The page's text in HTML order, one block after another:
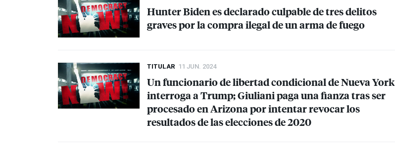
Hunter Biden es declarado culpable de tres delitos
graves por la compra ilegal de un arma de fuego
TITULAR 11 JUN. 2024
Un funcionario de libertad condicional de Nueva York
interroga a Trump; Giuliani paga una fianza tras ser
procesado en Arizona por intentar revocar los
resultados de las elecciones de 2020